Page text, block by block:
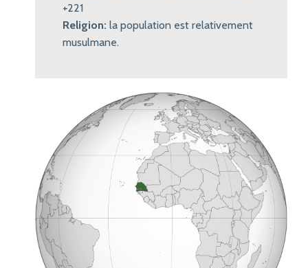
+221
Religion: la population est relativement
musulmane.